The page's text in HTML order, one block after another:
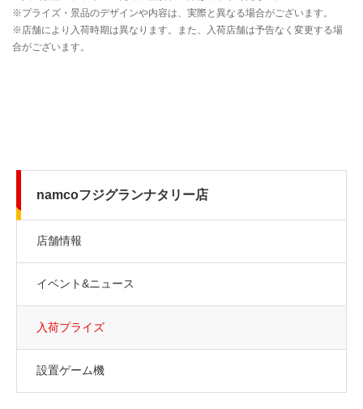
namcoフジグランナタリー店
店舗情報
イベント&ニュース
入荷プライズ
設置ゲーム機